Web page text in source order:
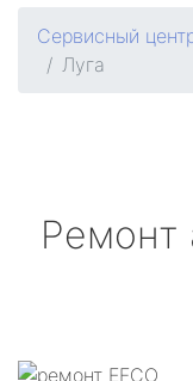
Сервисный
Луга
Ремонт